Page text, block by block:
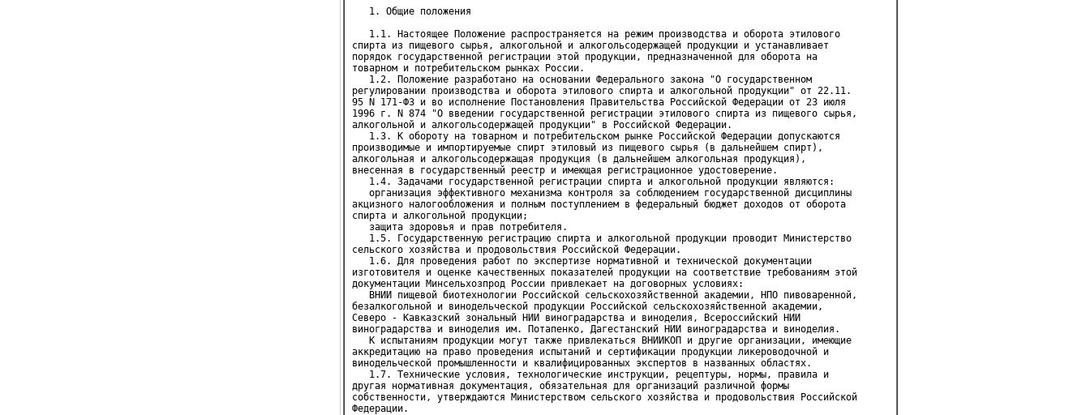
1. Общие положения
1.1. Настоящее Положение распространяется на режим производства и оборота этилового
спирта из пищевого сырья, алкогольной и алкогольсодержащей продукции и устанавливает
порядок государственной регистрации этой продукции, предназначенной для оборота на
товарном и потребительском рынках России.
1.2. Положение разработано на основании Федерального закона "О государственном
регулировании производства и оборота этилового спирта и алкогольной продукции" от 22.11.
95 N 171-ФЗ и во исполнение Постановления Правительства Российской Федерации от 23 июля
1996 г. N 874 "О введении государственной регистрации этилового спирта из пищевого сырья,
алкогольной и алкогольсодержащей продукции" в Российской Федерации.
1.3. К обороту на товарном и потребительском рынке Российской Федерации допускаются
производимые и импортируемые спирт этиловый из пищевого сырья (в дальнейшем спирт),
алкогольная и алкогольсодержащая продукция (в дальнейшем алкогольная продукция),
внесенная в государственный реестр и имеющая регистрационное удостоверение.
1.4. Задачами государственной регистрации спирта и алкогольной продукции являются:
организация эффективного механизма контроля за соблюдением государственной дисциплины
акцизного налогообложения и полным поступлением в федеральный бюджет доходов от оборота
спирта и алкогольной продукции;
защита здоровья и прав потребителя.
1.5. Государственную регистрацию спирта и алкогольной продукции проводит Министерство
сельского хозяйства и продовольствия Российской Федерации.
1.6. Для проведения работ по экспертизе нормативной и технической документации
изготовителя и оценке качественных показателей продукции на соответствие требованиям этой
документации Минсельхозпрод России привлекает на договорных условиях:
ВНИИ пищевой биотехнологии Российской сельскохозяйственной академии, НПО пивоваренной,
безалкогольной и винодельческой продукции Российской сельскохозяйственной академии,
Северо - Кавказский зональный НИИ виноградарства и виноделия, Всероссийский НИИ
виноградарства и виноделия им. Потапенко, Дагестанский НИИ виноградарства и виноделия.
К испытаниям продукции могут также привлекаться ВНИИКОП и другие организации, имеющие
аккредитацию на право проведения испытаний и сертификации продукции ликероводочной и
винодельческой промышленности и квалифицированных экспертов в названных областях.
1.7. Технические условия, технологические инструкции, рецептуры, нормы, правила и
другая нормативная документация, обязательная для организаций различной формы
собственности, утверждаются Министерством сельского хозяйства и продовольствия Российской
Федерации.